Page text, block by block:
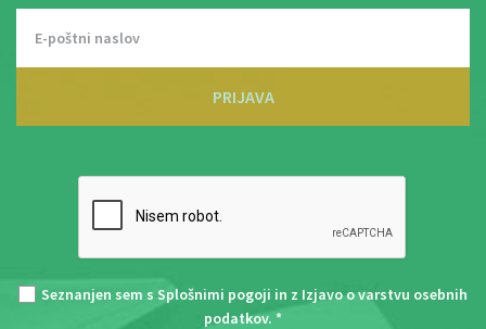
PRIJAVA
Seznanjen sem s Splošnimi pogoji in z Izjavo o varstvu osebnih
podatkov. *